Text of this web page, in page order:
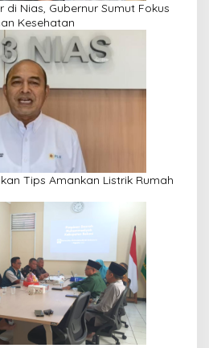
di Nias, Gubernur Sumut Fokus
Kesehatan
Tips Amankan Listrik Rumah